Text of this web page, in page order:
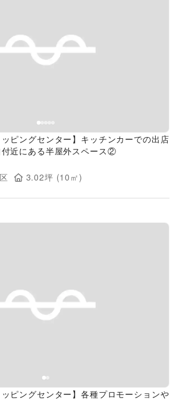
ッピングセンター】キッチンカーでの出店
近にある半屋外スペース②
3.02坪 (10 ㎡)
ッピングセンター】各種プロモーションや